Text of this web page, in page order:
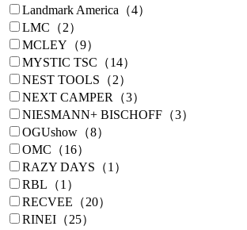
Landmark America（4）
LMC（2）
MCLEY（9）
MYSTIC TSC（14）
NEST TOOLS（2）
NEXT CAMPER（3）
NIESMANN+ BISCHOFF（3）
OGUshow（8）
OMC（16）
RAZY DAYS（1）
RBL（1）
RECVEE（20）
RINEI（25）